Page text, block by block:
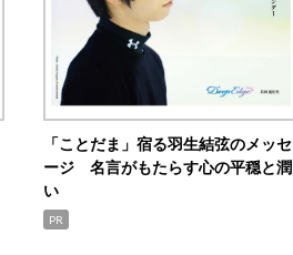
「ことだま」宿る羽生結弦のメッセ
ージ 名言がもたらす心の平穏と潤
い
PR